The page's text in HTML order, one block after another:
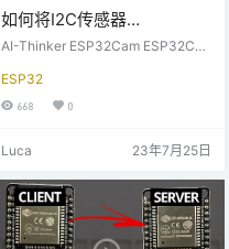
如何将I2C传感器
（BME280）与ESP32Cam
AI-Thinker ESP32Cam ESP32Ca
可以以相当便宜的价格获得。大多
数人都遇到过必须使用I2C总线将I2
任何I2C引脚，因为Omnivision摄像
脚。但是在ESP32中有两个I2C总
线，您可以使用任何引脚作为数据
线和时钟线。以下是与ESP32Ca
m…
ESP32
668 0
Luca 23年7月25日